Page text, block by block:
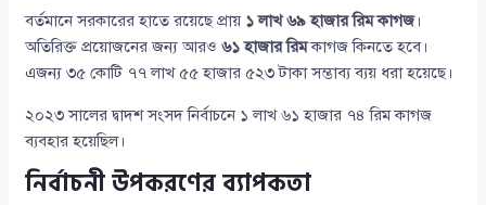
বর্তমানে সরকারের হাতে রয়েছে প্রায় ১ লাখ ৬৯ হাজার রিম কাগজ।
অতিরিক্ত প্রয়োজনের জন্য আরও৬১ হাজার রিমকাগজ কিনতে হবে।
এজন্য ৩৫ কোটি ৭৭ লাখ ৫৫ হাজার ৫২৩ টাকা সম্ভাব্য ব্যয় ধরা হয়েছে।
২০২৩ সালের দ্বাদশ সংসদ নির্বাচনে ১ লাখ ৬১ হাজার ৭৪ রিম কাগজ
ব্যবহার হয়েছিল।
নির্বাচনী উপকরণের ব্যাপকতা